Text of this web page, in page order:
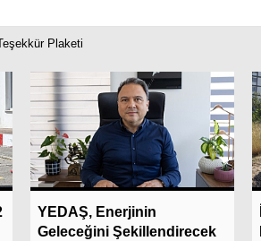
Plaketi
YEDAŞ, Enerjinin
Geleceğini Şekillendirecek